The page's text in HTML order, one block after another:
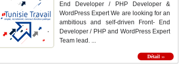
End Developer / PHP Developer &
WordPress Expert We are looking for an
ambitious and self-driven Front- End
Developer / PHP and WordPress Expert
Team lead. ...
Détail ››